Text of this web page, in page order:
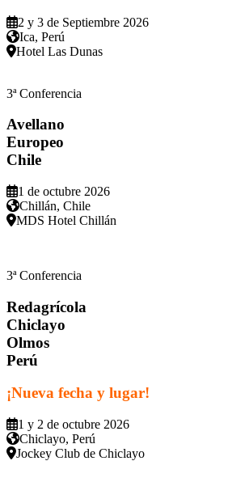
2 y 3 de Septiembre 2026
Ica, Perú
Hotel Las Dunas
3ª Conferencia
Avellano
Europeo
Chile
1 de octubre 2026
Chillán, Chile
MDS Hotel Chillán
3ª Conferencia
Redagrícola
Chiclayo
Olmos
Perú
¡Nueva fecha y lugar!
1 y 2 de octubre 2026
Chiclayo, Perú
Jockey Club de Chiclayo